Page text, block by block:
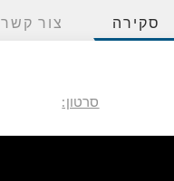
סקירה צור קשר
סרטון: